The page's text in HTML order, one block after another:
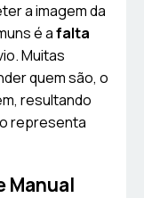
a imagem da
é afalta
Muitas
quem são, o
resultando
representa
Manual